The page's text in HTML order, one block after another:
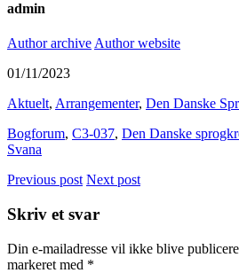
admin
Author archive Author website
01/11/2023
Aktuelt, Arrangementer, Den Danske
Bogforum, C3-037, Den Danske
Svana
Previous post Next post
Skriv et svar
Din e-mailadresse vil ikke blive
markeret med *